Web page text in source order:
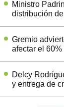
Ministro
distribución
Gremio
afectar el
Delcy
y entrega de